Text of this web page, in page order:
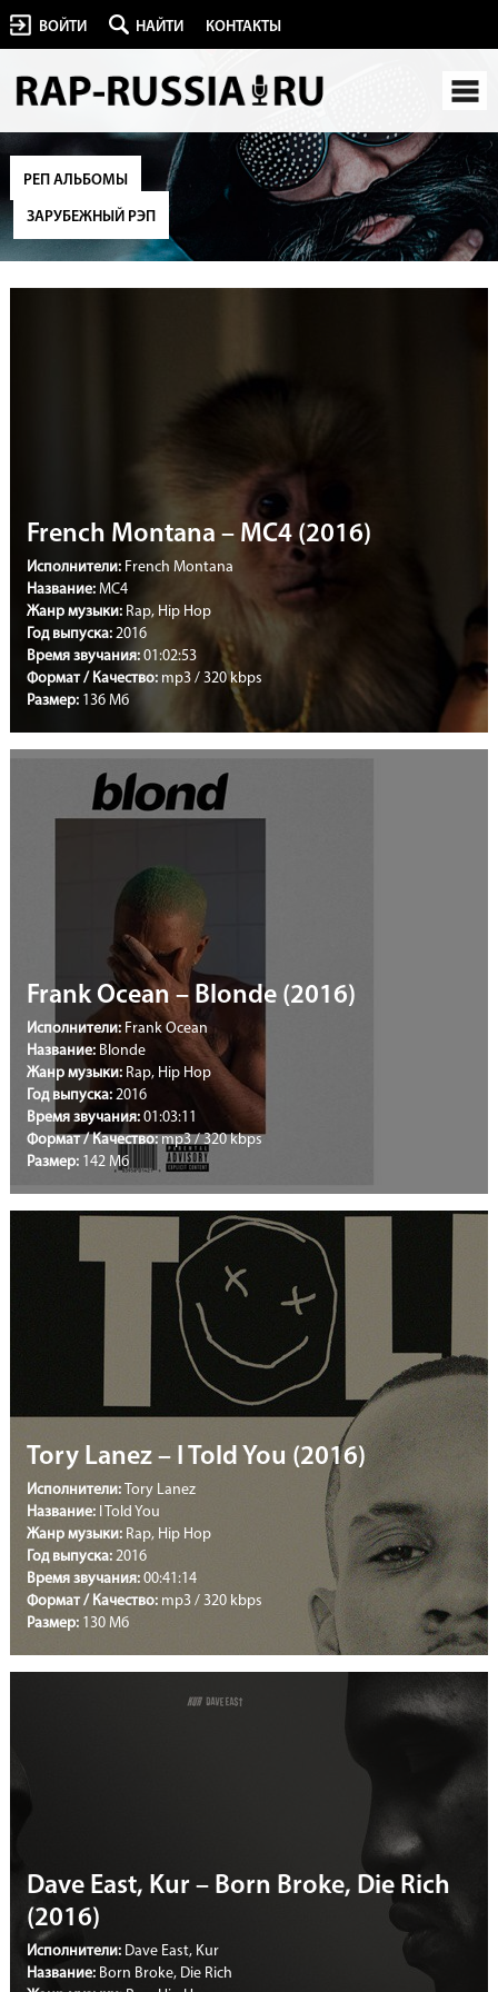
ВОЙТИ НАЙТИ КОНТАКТЫ
РЕП АЛЬБОМЫ
ЗАРУБЕЖНЫЙ РЭП
French Montana – MC4 (2016)
Исполнители: French Montana
Название: MC4
Жанр музыки:Rap, Hip Hop
Год выпуска:2016
Время звучания:01:02:53
Формат / Качество: mp3 / 320 kbps
Размер:136 Мб
Frank Ocean – Blonde (2016)
Исполнители:Frank Ocean
Название:Blonde
Жанр музыки:Rap, Hip Hop
Год выпуска:2016
Время звучания:01:03:11
Формат / Качество:mp3 / 320 kbps
Размер:142 Мб
Tory Lanez – I Told You (2016)
Исполнители:Tory Lanez
Название:I Told You
Жанр музыки:Rap, Hip Hop
Год выпуска:2016
Время звучания:00:41:14
Формат / Качество:mp3 / 320 kbps
Размер:130 Мб
Dave East, Kur – Born Broke, Die Rich
(2016)
Исполнители:Dave East, Kur
Название:Born Broke, Die Rich